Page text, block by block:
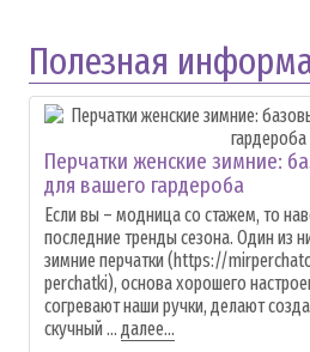
Полезная
Перчатки женские зимние:
для вашего гардероба
Если вы – модница со стажем, то
последние тренды сезона. Один из
зимние перчатки (https://
perchatki), основа хорошего
согревают наши ручки, делают
скучный ... далее...